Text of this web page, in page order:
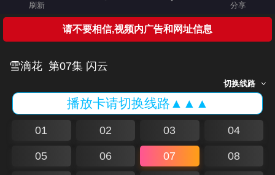
刷新 分享
请不要相信,视频内广告和网址信息
雪滴花 第07集 闪云
切换线路
播放卡请切换线路▲▲▲
01 02 03 04
05 06 07 08